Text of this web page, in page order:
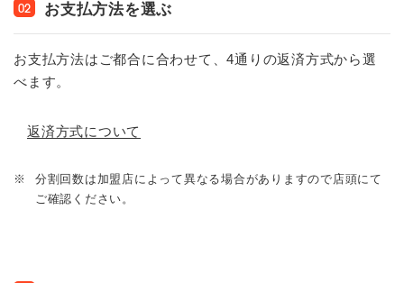
02 お支払方法を選ぶ
お支払方法はご都合に合わせて、4通りの返済方式から選
べます。
返済方式について
※
分割回数は加盟店によって異なる場合がありますので店頭にて
ご確認ください。